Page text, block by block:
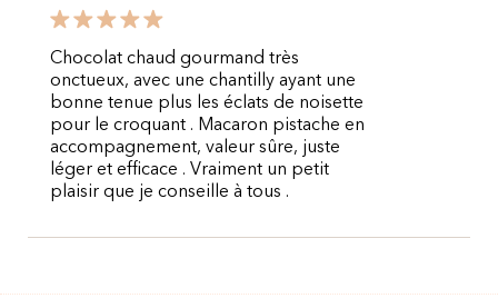
Chocolat chaud gourmand très
onctueux, avec une chantilly ayant une
bonne tenue plus les éclats de noisette
pour le croquant . Macaron pistache en
accompagnement, valeur sûre, juste
léger et efficace . Vraiment un petit
plaisir que je conseille à tous .